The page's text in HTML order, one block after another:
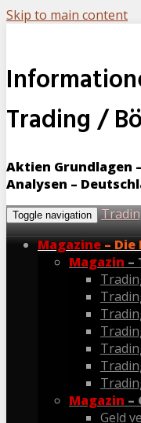
Skip to main content
Trading /
Aktien Grundlagen
Analysen –
Toggle navigation
Magazine –
Magazin –
Magazin –
Geld